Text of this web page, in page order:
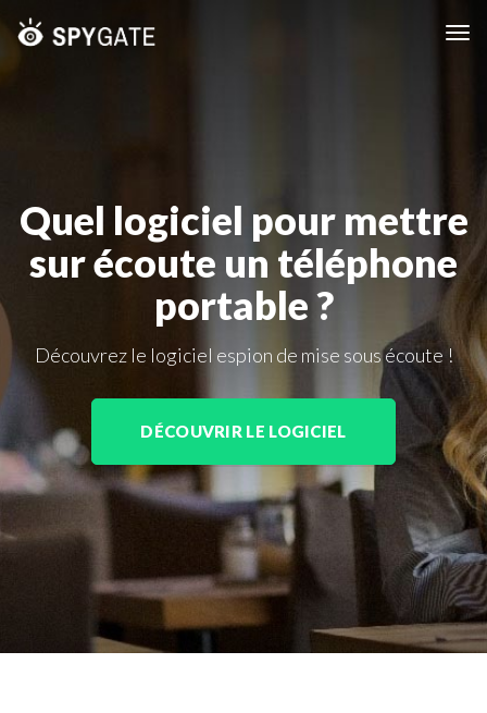
Quel logiciel pour mettre
sur écoute un téléphone
portable ?
Découvrez le logiciel espion de mise sous écoute !
DÉCOUVRIR LE LOGICIEL